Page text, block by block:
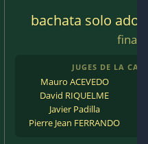
bachata solo
JUGES DE LA
Mauro ACEVEDO
David RIQUELME
Javier Padilla
Pierre Jean FERRANDO